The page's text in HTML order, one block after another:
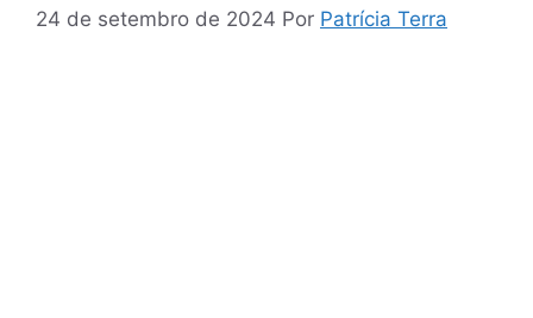
24 de setembro de 2024 Por Patrícia Terra